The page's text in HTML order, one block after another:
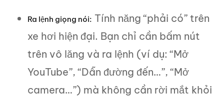
Ra lệnh giọng nói: Tính năng “phải có” trên
xe hơi hiện đại. Bạn chỉ cần bấm nút
trên vô lăng và ra lệnh (ví dụ: “Mở
YouTube”, “Dẫn đường đến…”, “Mở
camera…”) mà không cần rời mắt khỏi